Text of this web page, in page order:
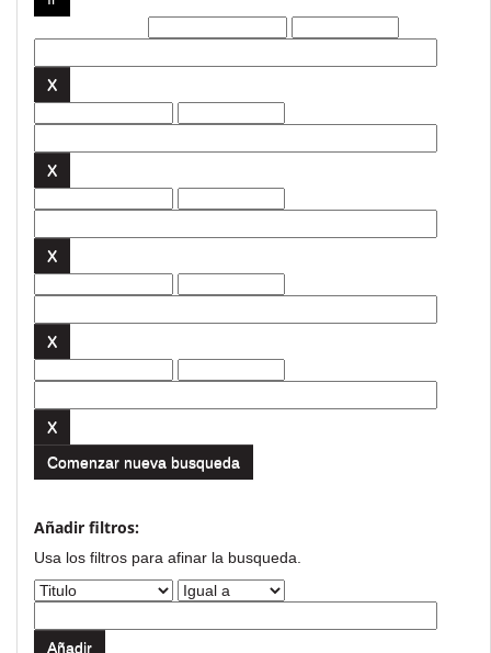
Comenzar nueva busqueda
Añadir filtros:
Usa los filtros para afinar la busqueda.